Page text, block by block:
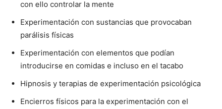
con ello controlar la mente
Experimentación con sustancias que provocaban
parálisis físicas
Experimentación con elementos que podían
introducirse en comidas e incluso en el tacabo
Hipnosis y terapias de experimentación psicológica
Encierros físicos para la experimentación con el